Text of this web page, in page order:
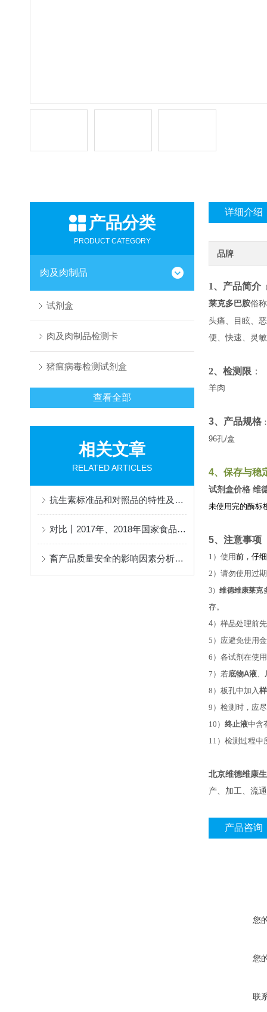
产品分类
PRODUCT CATEGORY
肉及肉制品
试剂盒
肉及肉制品检测卡
猪瘟病毒检测试剂盒
查看全部
相关文章
RELATED ARTICLES
抗生素标准品和对照品的特性及应用注意问题
对比丨2017年、2018年国家食品安全抽检项目
畜产品质量安全的影响因素分析及解决方案
详细介绍
品牌
1、产品简介
莱克多巴胺俗
头痛、目眩、
便、快速、灵
2、检测限 ：
羊肉
3、产品规格
96孔/盒
4、保存与稳
试剂盒价格 维
未使用完的酶标
5、注意事项
1）使用前，仔
2）请勿使用过
3）维德维康莱克
存。
4）样品处理前
5）应避免使用
6）各试剂在使
7）若底物A液、
8）板孔中加入
9）检测时，应
10） 终止液中含
11）检测过程中
北京维德维康
产、加工、流
产品咨询
您
您
联